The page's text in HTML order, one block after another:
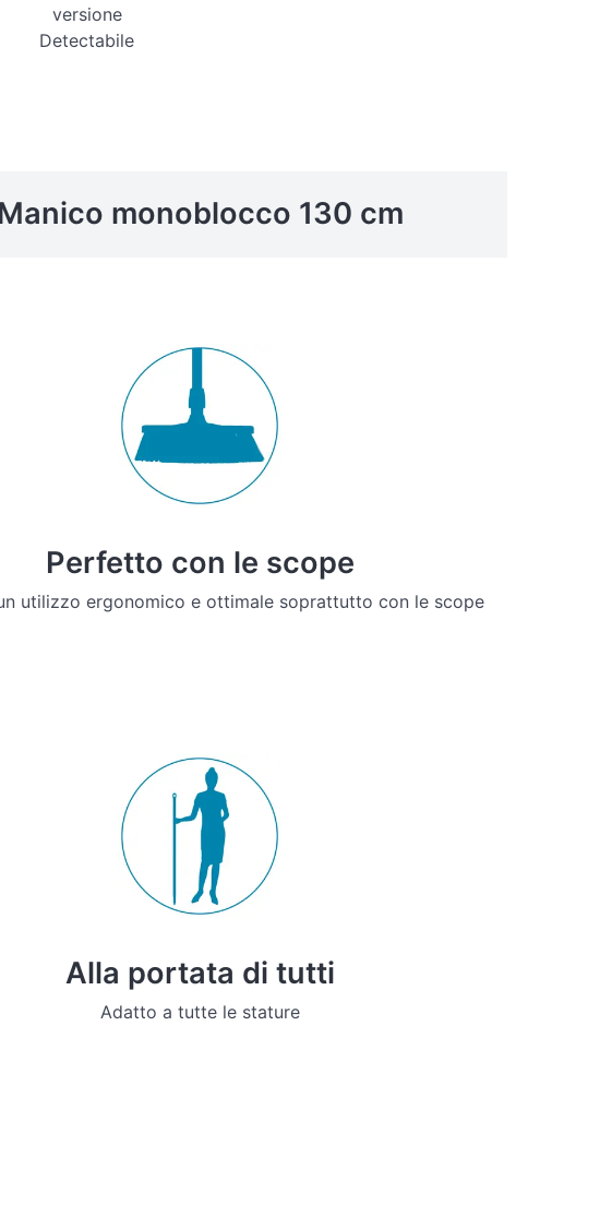
versione
Detectabile
Manico monoblocco 130 cm
Perfetto con le scope
utilizzo ergonomico e ottimale soprattutto con le scope
Alla portata di tutti
Adatto a tutte le stature